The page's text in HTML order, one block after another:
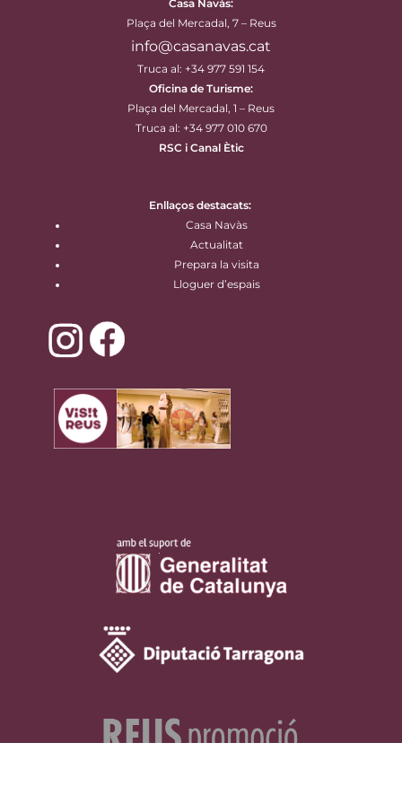
Casa Navàs:
Plaça del Mercadal, 7 – Reus
info@casanavas.cat
Truca al: +34 977 591 154
Oficina de Turisme:
Plaça del Mercadal, 1 – Reus
Truca al: +34 977 010 670
RSC i Canal Ètic
Enllaços destacats:
Casa Navàs
Actualitat
Prepara la visita
Lloguer d’espais